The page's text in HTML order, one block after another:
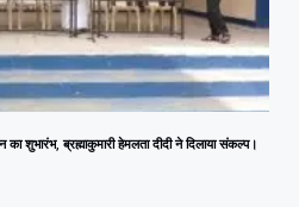
शुभारंभ, ब्रह्माकुमारी हेमलता दीदी ने दिलाया संकल्प।